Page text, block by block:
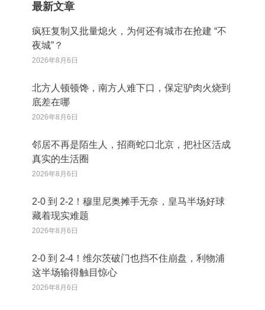
最新文章
疯狂复制又批量熄火，为何还有城市在抢建 “不
夜城”？
2026年8月6日
北方人顿顿馋，南方人难下口，保定驴肉火烧到
底差在哪
2026年8月6日
邻居不再是陌生人，招商蛇口北京，把社区活成
真实的生活圈
2026年8月6日
2‑0 到 2‑2！穆里尼奥摊手无奈，皇马半场好球
藏着现实难题
2026年8月6日
2‑0 到 2‑4！维尔茨破门也挡不住崩盘，利物浦
这半场输得触目惊心
2026年8月6日